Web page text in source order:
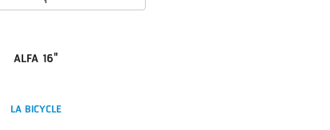
ALFA 16"
LA BICYCLE